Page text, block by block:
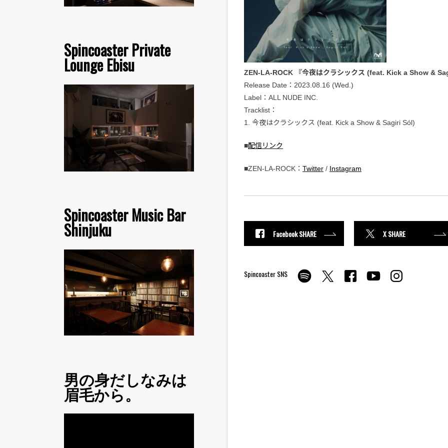
Spincoaster Private
Lounge Ebisu
Spincoaster Music Bar
Shinjuku
男の身だしなみは
眉毛から。
ZEN-LA-ROCK 『今夜はクラシックス (feat. Kick a Show &
Release Date：2023.08.16 (Wed.)
Label：ALL NUDE INC.
Tracklist：
1. 今夜はクラシックス (feat. Kick a Show & Sagiri Sól)
■配信リンク
■ZEN-LA-ROCK： Twitter / Instagram
Facebook SHARE X SHARE
Spincoaster SNS